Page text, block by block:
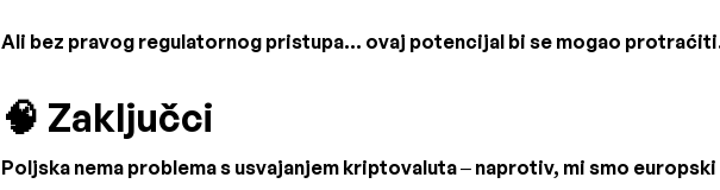
Ali bez pravog regulatornog pristupa... ovaj potencijal bi se mogao
🧠 Zaključci
Poljska nema problema s usvajanjem kriptovaluta – naprotiv, mi smo